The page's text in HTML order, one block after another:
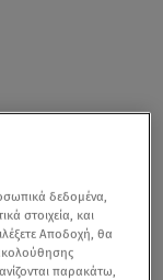
δεδομένα,
στοιχεία, και
Αποδοχή, θα
παρακάτω,